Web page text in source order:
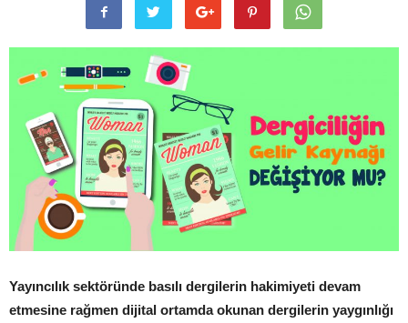
Yayıncılık sektöründe basılı dergilerin hakimiyeti devam
etmesine rağmen dijital ortamda okunan dergilerin yaygınlığı